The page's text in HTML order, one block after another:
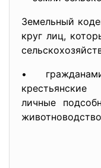
Земельный
круг лиц,
•
личные